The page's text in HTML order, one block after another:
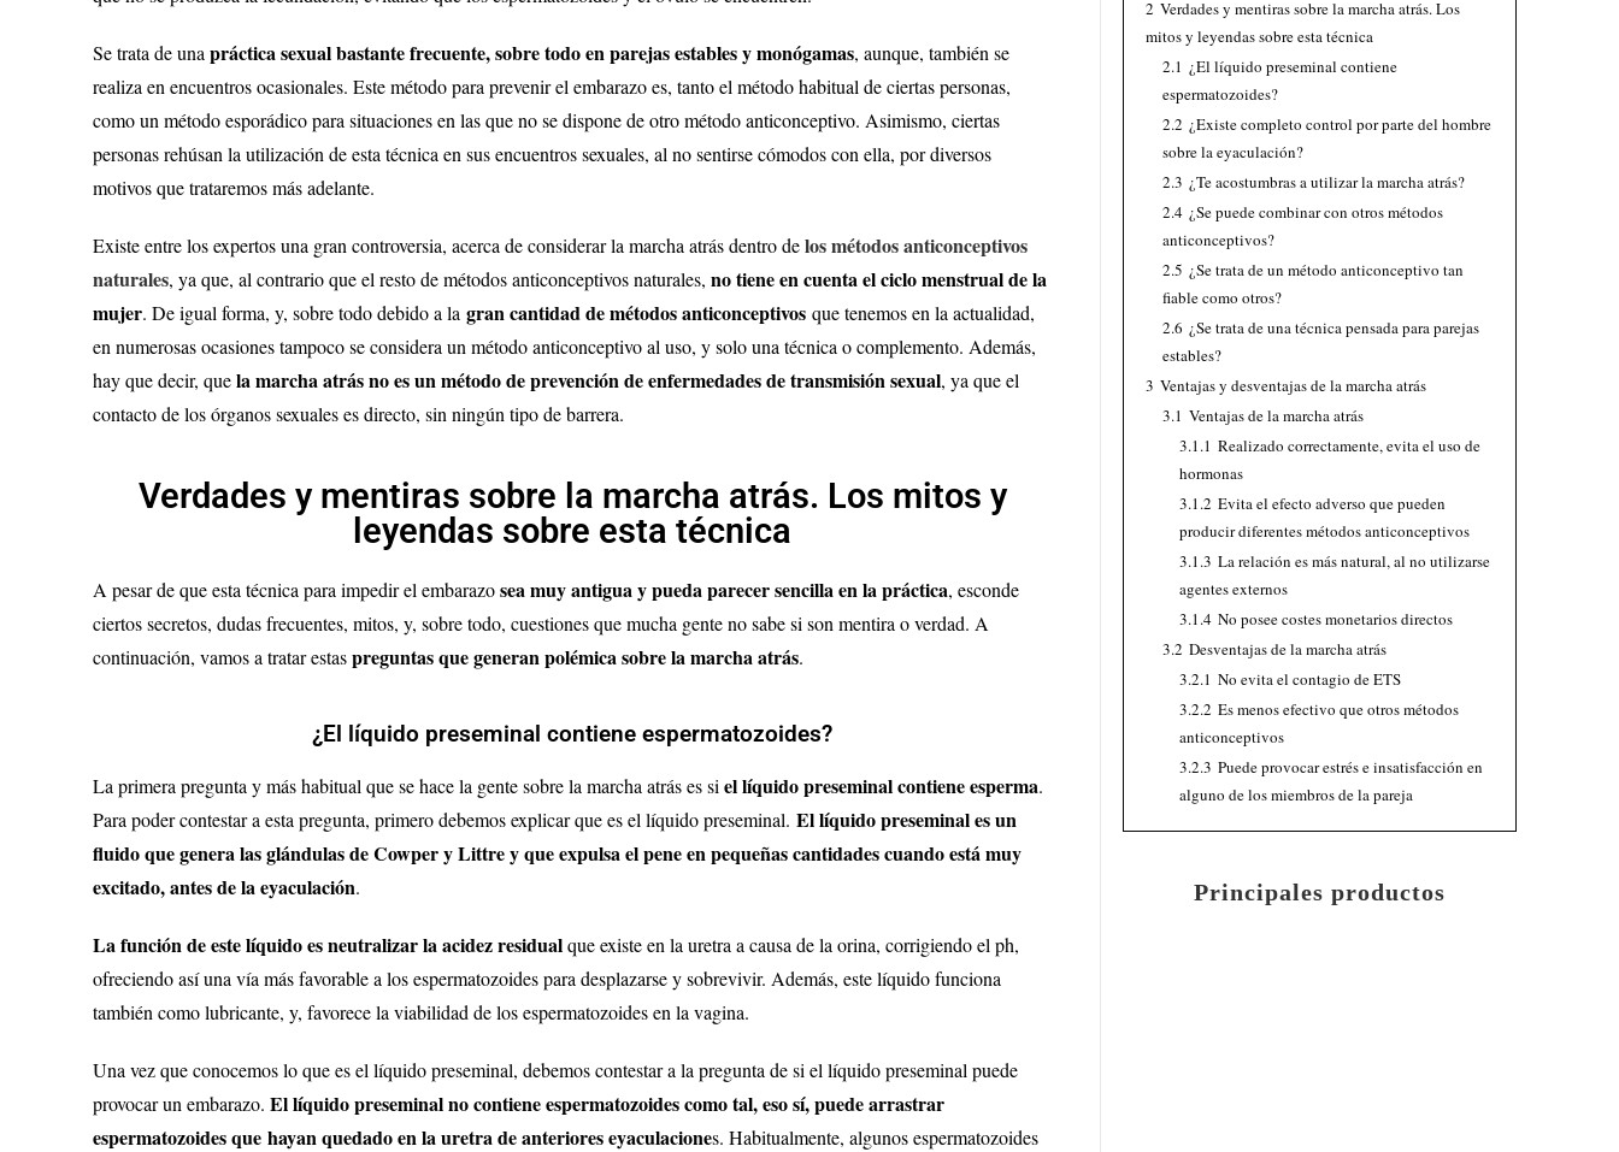
Se trata de unapráctica sexual bastante frecuente, sobre todo en parejas estables y monógamas, aunque, también se
realiza en encuentros ocasionales. Este método para prevenir el embarazo es, tanto el método habitual de ciertas personas,
como un método esporádico para situaciones en las que no se dispone de otro método anticonceptivo. Asimismo, ciertas
personas rehúsan la utilización de esta técnica en sus encuentros sexuales, al no sentirse cómodos con ella, por diversos
motivos que trataremos más adelante.
Existe entre los expertos una gran controversia, acerca de considerar la marcha atrás dentro delos métodos anticonceptivos
naturales, ya que, al contrario que el resto de métodos anticonceptivos naturales,no tiene en cuenta el ciclo menstrual de la
mujer. De igual forma, y, sobre todo debido a lagran cantidad de métodos anticonceptivos que tenemos en la actualidad,
en numerosas ocasiones tampoco se considera un método anticonceptivo al uso, y solo una técnica o complemento. Además,
hay que decir, quela marcha atrás no es un método de prevención de enfermedades de transmisión sexual, ya que el
contacto de los órganos sexuales es directo, sin ningún tipo de barrera.
Verdades y mentiras sobre la marcha atrás. Los mitos y
leyendas sobre esta técnica
A pesar de que esta técnica para impedir el embarazosea muy antigua y pueda parecer sencilla en la práctica, esconde
ciertos secretos, dudas frecuentes, mitos, y, sobre todo, cuestiones que mucha gente no sabe si son mentira o verdad. A
continuación, vamos a tratar estaspreguntas que generan polémica sobre la marcha atrás.
¿El líquido preseminal contiene espermatozoides?
La primera pregunta y más habitual que se hace la gente sobre la marcha atrás es siel líquido preseminal contiene esperma.
Para poder contestar a esta pregunta, primero debemos explicar que es el líquido preseminal.El líquido preseminal es un
fluido que genera las glándulas de Cowper y Littre y que expulsa el pene en pequeñas cantidades cuando está muy
excitado, antes de la eyaculación.
La función de este líquido es neutralizar la acidez residualque existe en la uretra a causa de la orina, corrigiendo el ph,
ofreciendo así una vía más favorable a los espermatozoides para desplazarse y sobrevivir. Además, este líquido funciona
también como lubricante, y, favorece la viabilidad de los espermatozoides en la vagina.
Una vez que conocemos lo que es el líquido preseminal, debemos contestar a la pregunta de si el líquido preseminal puede
provocar un embarazo.El líquido preseminal no contiene espermatozoides como tal, eso sí, puede arrastrar
espermatozoides que hayan quedado en la uretra de anteriores eyaculaciones. Habitualmente, algunos espermatozoides
2 Verdades y mentiras sobre la marcha atrás. Los
mitos y leyendas sobre esta técnica
2.1 ¿El líquido preseminal contiene
espermatozoides?
2.2 ¿Existe completo control por parte del hombre
sobre la eyaculación?
2.3 ¿Te acostumbras a utilizar la marcha atrás?
2.4 ¿Se puede combinar con otros métodos
anticonceptivos?
2.5 ¿Se trata de un método anticonceptivo tan
fiable como otros?
2.6 ¿Se trata de una técnica pensada para parejas
estables?
3 Ventajas y desventajas de la marcha atrás
3.1 Ventajas de la marcha atrás
3.1.1 Realizado correctamente, evita el uso de
hormonas
3.1.2 Evita el efecto adverso que pueden
producir diferentes métodos anticonceptivos
3.1.3 La relación es más natural, al no utilizarse
agentes externos
3.1.4 No posee costes monetarios directos
3.2 Desventajas de la marcha atrás
3.2.1 No evita el contagio de ETS
3.2.2 Es menos efectivo que otros métodos
anticonceptivos
3.2.3 Puede provocar estrés e insatisfacción en
alguno de los miembros de la pareja
Principales productos